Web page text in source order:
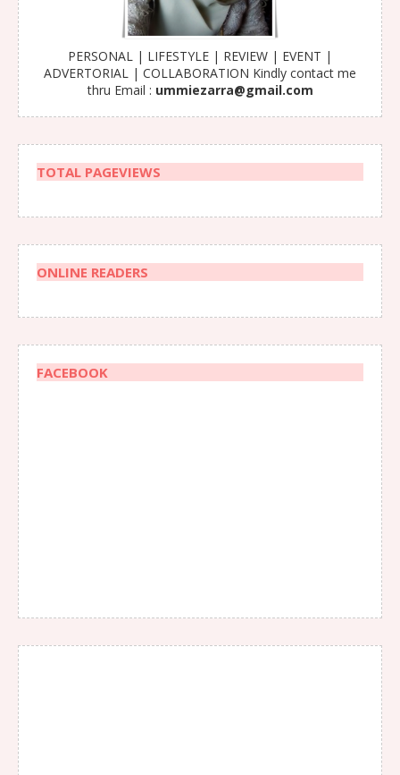
PERSONAL | LIFESTYLE | REVIEW | EVENT |
ADVERTORIAL | COLLABORATION Kindly contact me
thru Email : ummiezarra@gmail.com
TOTAL PAGEVIEWS
ONLINE READERS
FACEBOOK